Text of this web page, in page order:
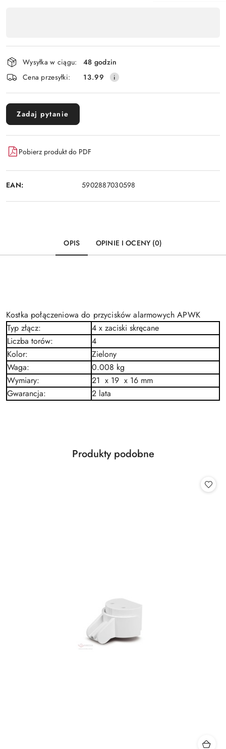
płatność
i
dostawa
Wysyłka w ciągu:
48 godzin
Cena przesyłki:
13.99
Zadaj pytanie
Pobierz produkt do PDF
EAN: 5902887030598
OPIS OPINIE I OCENY (0)
Kostka połączeniowa do przycisków alarmowych APWK
Typ złącz:
4 x zaciski skręcane
Liczba torów:
4
Kolor:
Zielony
Waga:
0.008 kg
Wymiary:
21 x 19 x 16 mm
Gwarancja: 2 lata
Pomiń karuzelę produktów
Produkty
Produkty podobne